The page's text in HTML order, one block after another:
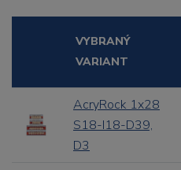
VYBRANÝ
VARIANT
AcryRock 1x28
S18-I18-D39,
D3